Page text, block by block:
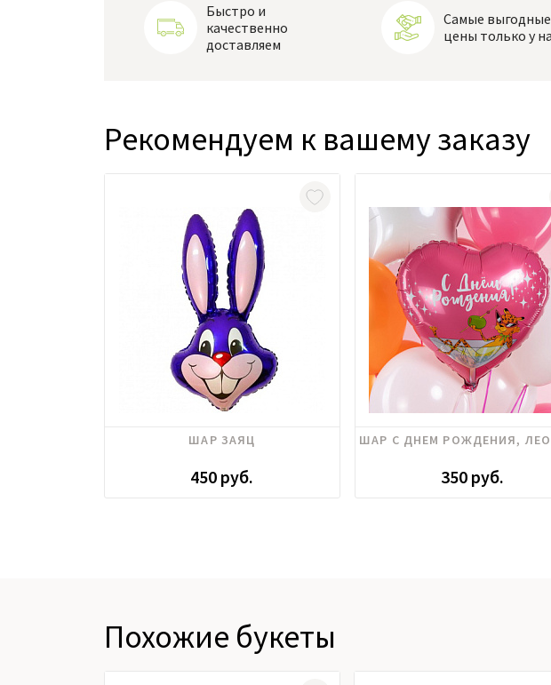
Быстро и
качественно
доставляем
Самые выгодные
цены только у
Рекомендуем к вашему заказу
ШАР ЗАЯЦ
450 руб.
ШАР С ДНЕМ РОЖДЕНИЯ,
350 руб.
Похожие букеты